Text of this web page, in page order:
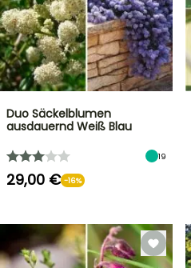
Duo Säckelblumen
ausdauernd Weiß Blau
19
29,00 € -16%